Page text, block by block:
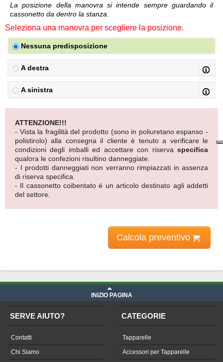
La posizione della manovra si intende sempre guardando il
cassonetto da dentro la stanza.
Seleziona una manovra per scegliere la posizione.
Nessuna predisposizione
A destra
A sinistra
ATTENZIONE!!!
- Vista la fragilità del prodotto (sono in poliuretano espanso -
polistirolo) alla consegna il cliente è tenuto a verificare le
condizioni degli imballi ed accettare con riserva specifica
qualora le confezioni risultino danneggiate.
- I prodotti danneggiati non verranno rimpiazzati in assenza
di riserva specifica.
- Il cassonetto coibentato é un articolo destinato agli addetti
del settore.
Calcola preventivo
INIZIO PAGINA
SERVE AIUTO?
Contatti
Chi Siamo
CATEGORIE
Tapparelle
Accessori per Tapparelle